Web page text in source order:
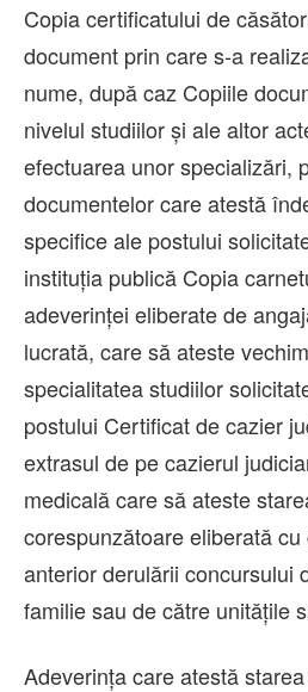
Copia certificatului de
document prin care s-a
nume, după caz Copiile
nivelul studiilor şi ale altor
efectuarea unor specializări,
documentelor care atestă
specifice ale postului
instituţia publică Copia
adeverinţei eliberate de
lucrată, care să ateste
specialitatea studiilor
postului Certificat de cazier
extrasul de pe cazierul
medicală care să ateste
corespunzătoare eliberată
anterior derulării concursului
familie sau de către unitățile
Adeverinţa care atestă